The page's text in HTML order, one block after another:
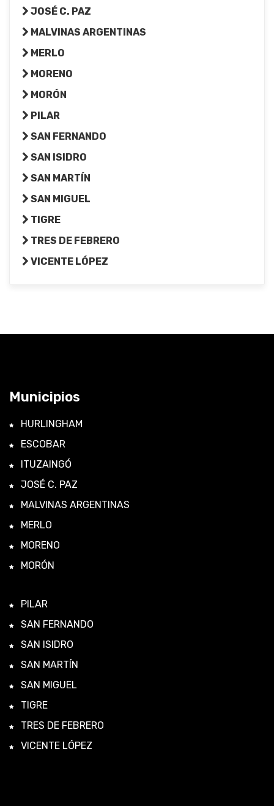
JOSÉ C. PAZ
MALVINAS ARGENTINAS
MERLO
MORENO
MORÓN
PILAR
SAN FERNANDO
SAN ISIDRO
SAN MARTÍN
SAN MIGUEL
TIGRE
TRES DE FEBRERO
VICENTE LÓPEZ
Municipios
HURLINGHAM
ESCOBAR
ITUZAINGÓ
JOSÉ C. PAZ
MALVINAS ARGENTINAS
MERLO
MORENO
MORÓN
PILAR
SAN FERNANDO
SAN ISIDRO
SAN MARTÍN
SAN MIGUEL
TIGRE
TRES DE FEBRERO
VICENTE LÓPEZ